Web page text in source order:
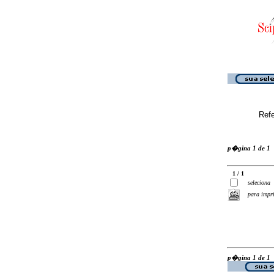
p�gina 1 de 1
1 / 1
seleciona
para
p�gina 1 de 1